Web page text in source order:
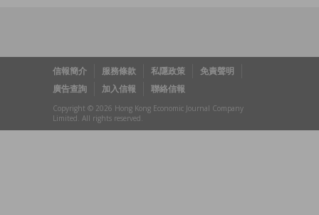
信報簡介 服務條款 私隱政策
免責聲明
廣告查詢
加入信報 聯絡信報
Copyright © 2026 Hong Kong Economic Journal Company
Limited. All rights reserved.